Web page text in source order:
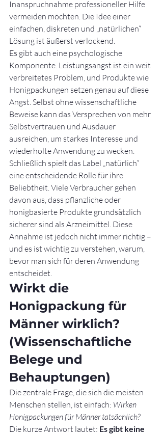
Inanspruchnahme professioneller Hilfe
vermeiden möchten. Die Idee einer
einfachen, diskreten und „natürlichen“
Lösung ist äußerst verlockend.
Es gibt auch eine psychologische
Komponente. Leistungsangst ist ein weit
verbreitetes Problem, und Produkte wie
Honigpackungen setzen genau auf diese
Angst. Selbst ohne wissenschaftliche
Beweise kann das Versprechen von mehr
Selbstvertrauen und Ausdauer
ausreichen, um starkes Interesse und
wiederholte Anwendung zu wecken.
Schließlich spielt das Label „natürlich“
eine entscheidende Rolle für ihre
Beliebtheit. Viele Verbraucher gehen
davon aus, dass pflanzliche oder
honigbasierte Produkte grundsätzlich
sicherer sind als Arzneimittel. Diese
Annahme ist jedoch nicht immer richtig –
und es ist wichtig zu verstehen, warum,
bevor man sich für deren Anwendung
entscheidet.
Wirkt die
Honigpackung für
Männer wirklich?
(Wissenschaftliche
Belege und
Behauptungen)
Die zentrale Frage, die sich die meisten
Menschen stellen, ist einfach: Wirken
Honigpackungen für Männer tatsächlich?
Die kurze Antwort lautet: Es gibt keine